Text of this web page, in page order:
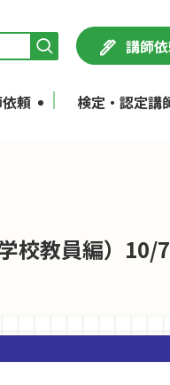
講師
頼 検定・認定講
校教員編）10/7